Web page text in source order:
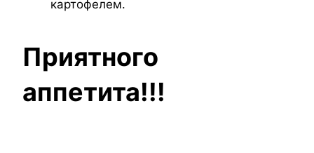
картофелем.
Приятного
аппетита!!!